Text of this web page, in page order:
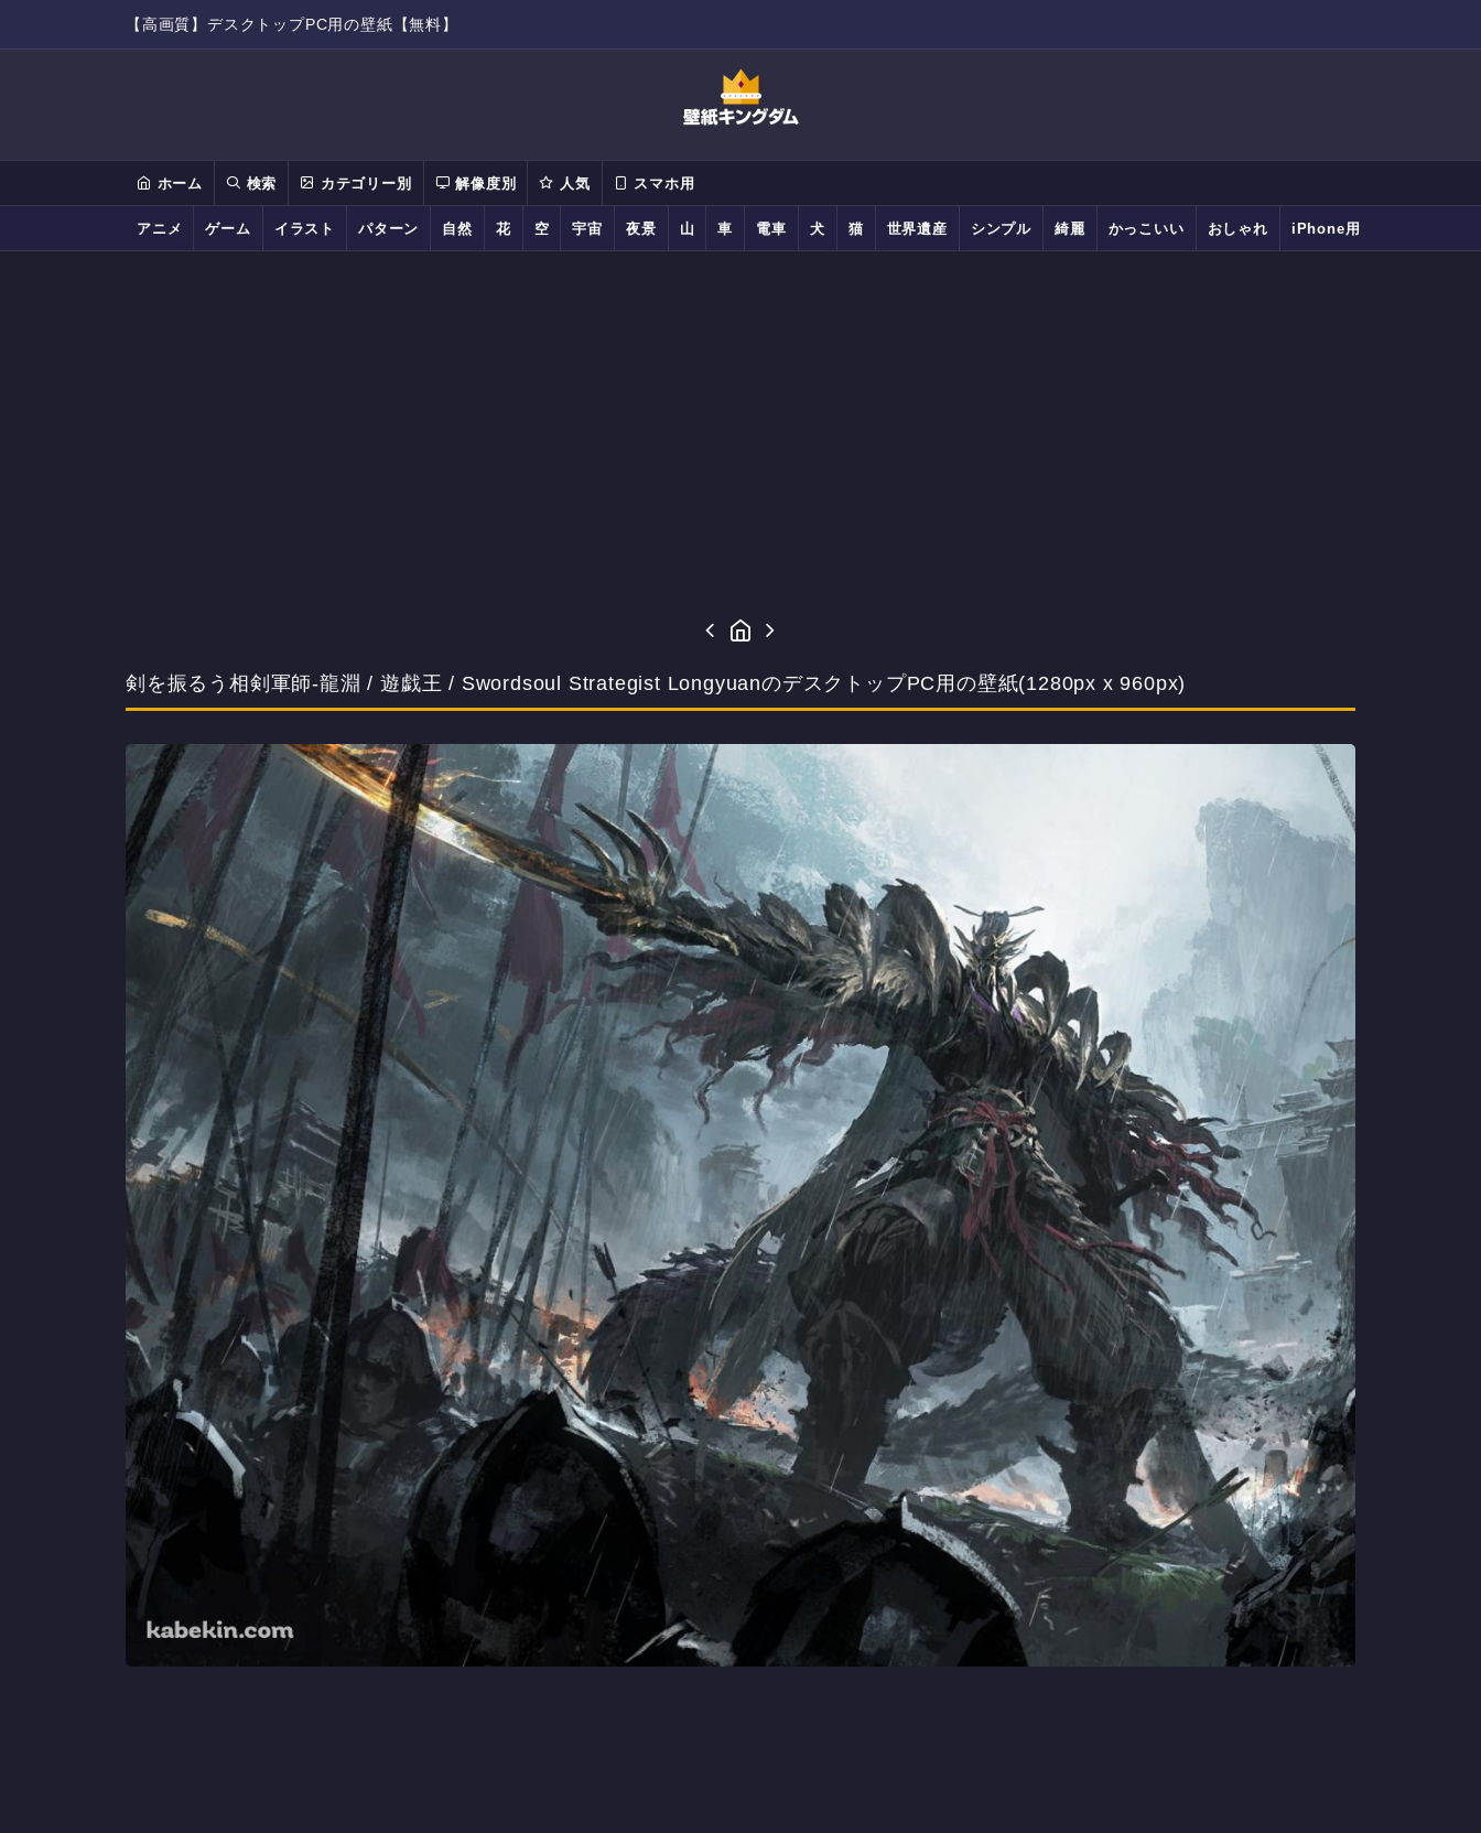
【高画質】デスクトップPC用の壁紙【無料】
ホーム 検索 カテゴリー別 解像度別 人気 スマホ用
アニメ ゲーム イラスト パターン 自然 花 空 宇宙 夜景 山 車 電車 犬 猫 世界遺産 シンプル 綺麗 かっこいい おしゃれ iPhone用
剣を振るう相剣軍師-龍淵 / 遊戯王 / Swordsoul Strategist LongyuanのデスクトップPC用の壁紙(1280px x 960px)